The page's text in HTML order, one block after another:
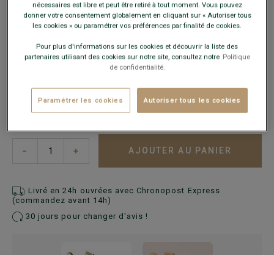
COULEURS DISPONIBLES
− + AJOUTER AU PANIER
Livré en 24h ouvrées avec Chronopost Express
(commandez avant 14h)
30 jours pour changer d'avis !
nécessaires est libre et peut être retiré à tout moment. Vous pouvez
donner votre consentement globalement en cliquant sur « Autoriser tous
les cookies » ou paramétrer vos préférences par finalité de cookies.
Pour plus d'informations sur les cookies et découvrir la liste des
partenaires utilisant des cookies sur notre site, consultez notre Politique
de confidentialité.
Paramétrer les cookies Autoriser tous les cookies